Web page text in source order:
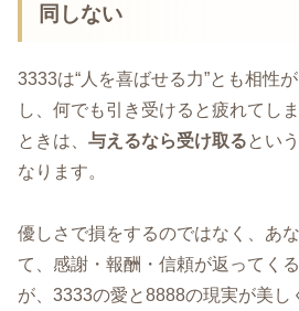
同しない
3333は“人を喜ばせる力”とも相性
し、何でも引き受けると疲れてし
ときは、 与えるなら受け取るとい
なります。
優しさで損をするのではなく、あ
て、感謝・報酬・信頼が返ってく
が、3333の愛と8888の現実が美し